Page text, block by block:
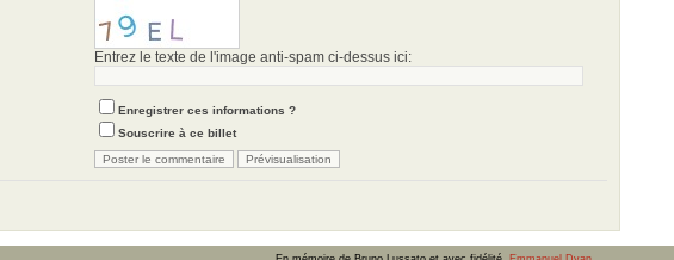
Entrez le texte de l'image anti-spam ci-dessus ici:
Enregistrer ces informations ?
Souscrire à ce billet